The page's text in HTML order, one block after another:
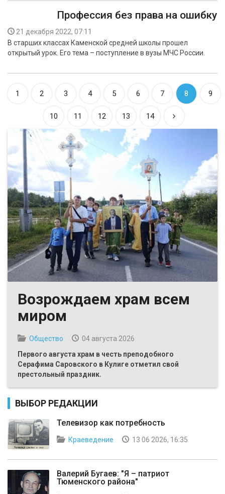
Профессия без права на ошибку
21 декабря 2022, 07:11
В старших классах Каменской средней школы прошел
открытый урок. Его тема – поступление в вузы МЧС России.
1 2 3 4 5 6 7 8 9
10 11 12 13 14
Возрождаем храм всем
миром
Общество
04 августа 2026
Первого августа храм в честь преподобного
Серафима Саровского в Кулиге отметил свой
престольный праздник.
ВЫБОР РЕДАКЦИИ
Телевизор как потребность
Краеведение 13 06 2026, 16:35
Валерий Бугаев: "Я – патриот
Тюменского района"